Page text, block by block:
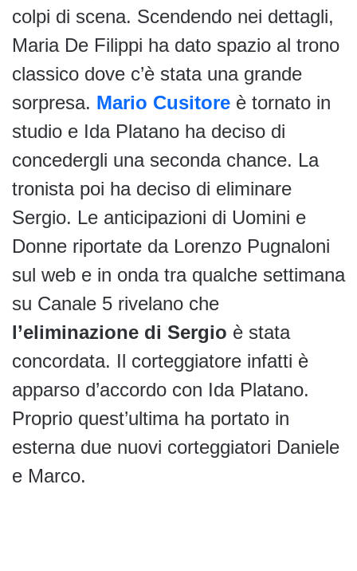
colpi di scena. Scendendo nei dettagli,
Maria De Filippi ha dato spazio al trono
classico dove c’è stata una grande
sorpresa. Mario Cusitore è tornato in
studio e Ida Platano ha deciso di
concedergli una seconda chance. La
tronista poi ha deciso di eliminare
Sergio. Le anticipazioni di Uomini e
Donne riportate da Lorenzo Pugnaloni
sul web e in onda tra qualche settimana
su Canale 5 rivelano che
l’eliminazione di Sergio è stata
concordata. Il corteggiatore infatti è
apparso d’accordo con Ida Platano.
Proprio quest’ultima ha portato in
esterna due nuovi corteggiatori Daniele
e Marco.